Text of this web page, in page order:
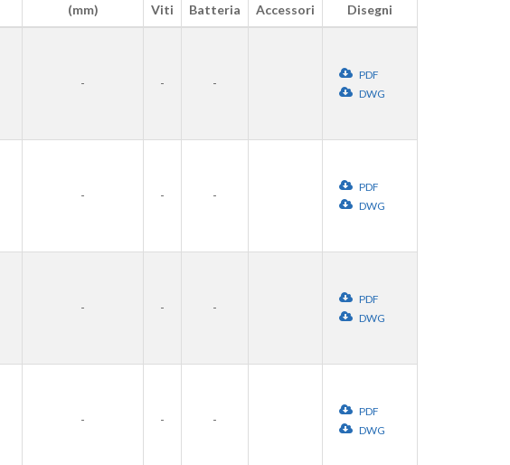
(mm)
Viti Batteria Accessori Disegni
- - -
PDF
DWG
- - -
PDF
DWG
- - -
PDF
DWG
- - -
PDF
DWG